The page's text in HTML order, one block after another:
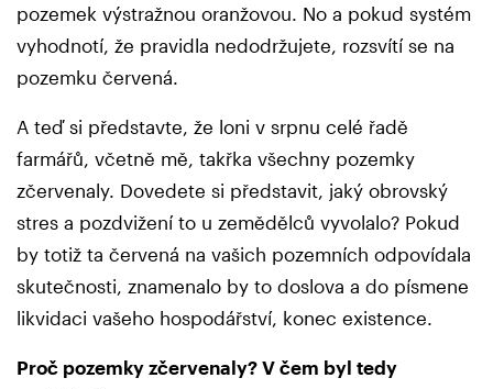
pozemek výstražnou oranžovou. No a pokud systém
vyhodnotí, že pravidla nedodržujete, rozsvítí se na
pozemku červená.
A teď si představte, že loni v srpnu celé řadě
farmářů, včetně mě, takřka všechny pozemky
zčervenaly. Dovedete si představit, jaký obrovský
stres a pozdvižení to u zemědělců vyvolalo? Pokud
by totiž ta červená na vašich pozemních odpovídala
skutečnosti, znamenalo by to doslova a do písmene
likvidaci vašeho hospodářství, konec existence.
Proč pozemky zčervenaly? V čem byl tedy